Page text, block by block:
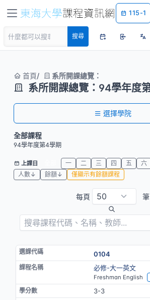
115-1
搜尋
首頁 系所開課總覽：
系所開課總覽：94學年度
選擇學院
全部課程
94學年度第4學期
上課日 一 二 三 四 五 六
人數↓
餘額↓ 僅顯示有餘額課程
每頁 筆
0104
必修-大一英文
Freshman English
3-3